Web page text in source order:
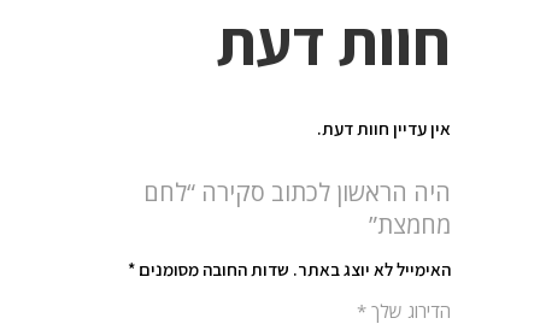
חוות דעת
אין עדיין חוות דעת.
היה הראשון לכתוב סקירה “לחם
מחמצת”
האימייל לא יוצג באתר. שדות החובה מסומנים *
הדירוג שלך *